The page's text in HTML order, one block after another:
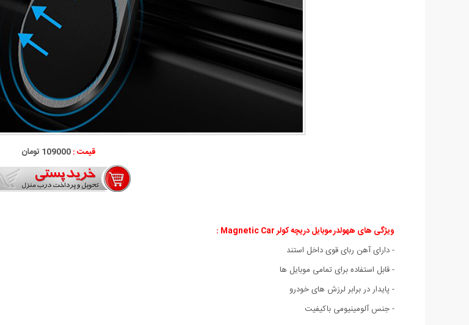
قیمت :109000 تومان
ویژگی های ههولدر موبایل دریچه کولر Magnetic Car
:
- دارای آهن ربای قوی داخل استند
- قابل استفاده برای تمامی موبایل ها
- پایدار در برابر لرزش های خودرو
- جنس آلومینیومی باکیفیت